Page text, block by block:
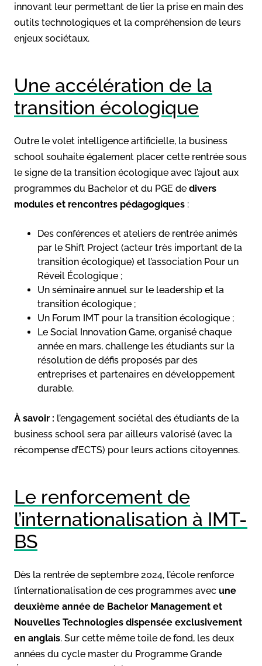
innovant leur permettant de lier la prise en main des
outils technologiques et la compréhension de leurs
enjeux sociétaux.
Une accélération de la
transition écologique
Outre le volet intelligence artificielle, la business
school souhaite également placer cette rentrée sous
le signe de la transition écologique avec l’ajout aux
programmes du Bachelor et du PGE de divers
modules et rencontres pédagogiques :
Des conférences et ateliers de rentrée animés
par le Shift Project (acteur très important de la
transition écologique) et l’association Pour un
Réveil Écologique ;
Un séminaire annuel sur le leadership et la
transition écologique ;
Un Forum IMT pour la transition écologique ;
Le Social Innovation Game, organisé chaque
année en mars, challenge les étudiants sur la
résolution de défis proposés par des
entreprises et partenaires en développement
durable.
À savoir : l’engagement sociétal des étudiants de la
business school sera par ailleurs valorisé (avec la
récompense d’ECTS) pour leurs actions citoyennes.
Le renforcement de
l’internationalisation à IMT-
BS
Dès la rentrée de septembre 2024, l’école renforce
l’internationalisation de ces programmes avec une
deuxième année de Bachelor Management et
Nouvelles Technologies dispensée exclusivement
en anglais. Sur cette même toile de fond, les deux
années du cycle master du Programme Grande